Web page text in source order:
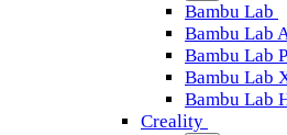
Bambu Lab
Bambu Lab
Bambu Lab
Bambu Lab
Bambu Lab
Creality